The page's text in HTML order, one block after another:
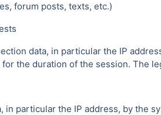
forum posts, texts, etc.)
data, in particular the IP
the duration of the session. The
in particular the IP address, by the